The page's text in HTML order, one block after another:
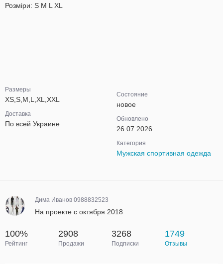
Розміри: S M L XL
Размеры
XS,S,M,L,XL,XXL
Доставка
По всей Украине
Состояние
новое
Обновлено
26.07.2026
Категория
Мужская спортивная одежда
Дима Иванов 0988832523
На проекте с октября 2018
100%
Рейтинг
2908
Продажи
3268
Подписки
1749
Отзывы